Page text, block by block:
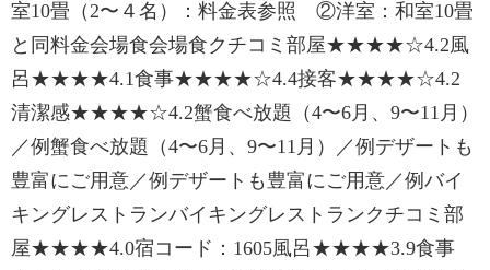
室10畳（2〜４名）：料金表参照 ②洋室：和室10畳
と同料金会場食会場食クチコミ部屋★★★★☆4.2風
呂★★★★4.1食事★★★★☆4.4接客★★★★☆4.2
清潔感★★★★☆4.2蟹食べ放題（4〜6月、9〜11月）
／例蟹食べ放題（4〜6月、9〜11月）／例デザートも
豊富にご用意／例デザートも豊富にご用意／例バイ
キングレストランバイキングレストランクチコミ部
屋★★★★4.0宿コード：1605風呂★★★★3.9食事